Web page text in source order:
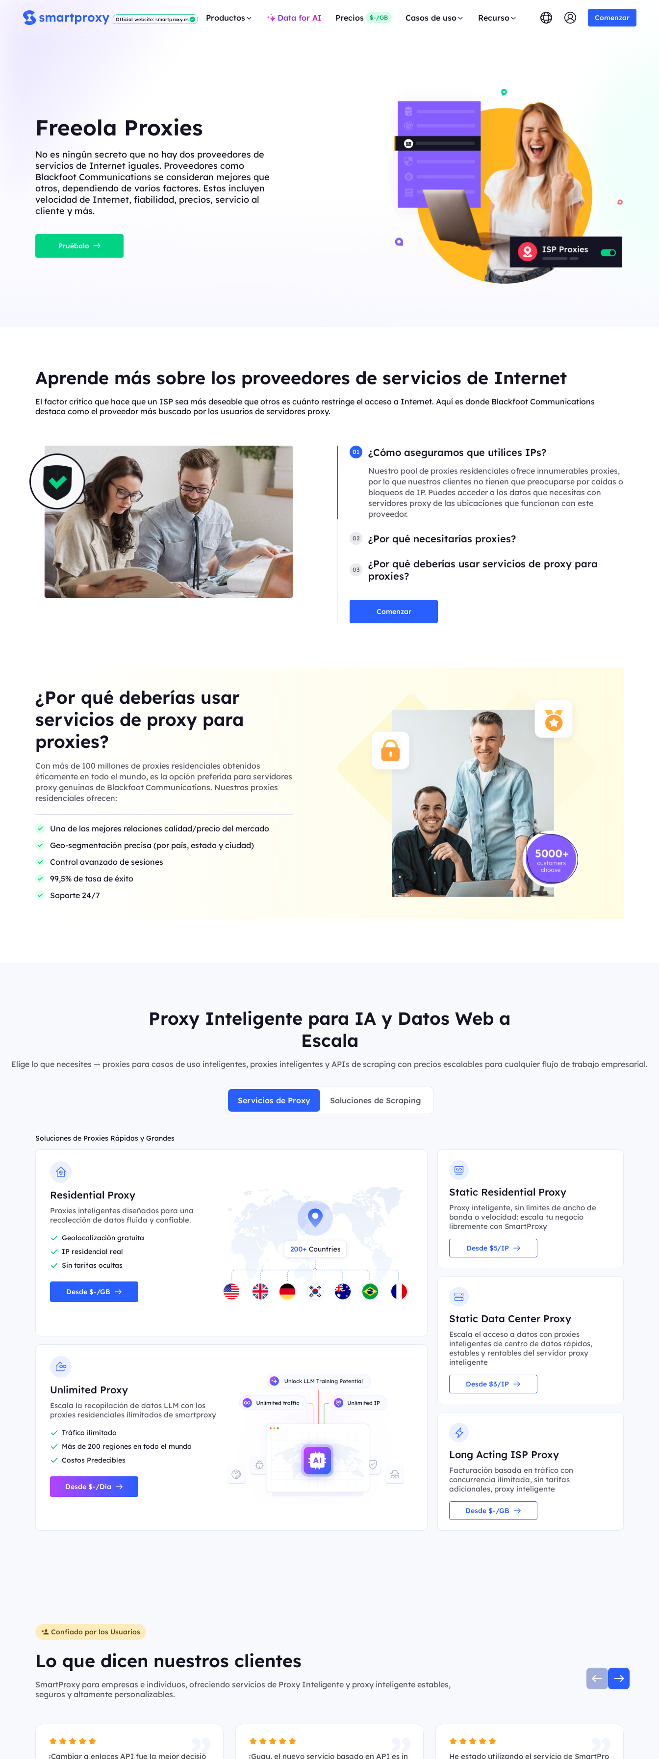
Official website: smartproxy.es Productos Data for AI Precios $-/GB Casos de uso Recurso Comenzar
Freeola Proxies
No es ningún secreto que no hay dos proveedores de
servicios de Internet iguales. Proveedores como
Blackfoot Communications se consideran mejores que
otros, dependiendo de varios factores. Estos incluyen
velocidad de Internet, fiabilidad, precios, servicio al
cliente y más.
Pruébalo
Aprende más sobre los proveedores de servicios de Internet
El factor crítico que hace que un ISP sea más deseable que otros es cuánto restringe el acceso a Internet. Aquí es donde Blackfoot Communications
destaca como el proveedor más buscado por los usuarios de servidores proxy.
01 ¿Cómo aseguramos que utilices IPs?
Nuestro pool de proxies residenciales ofrece innumerables proxies,
por lo que nuestros clientes no tienen que preocuparse por caídas o
bloqueos de IP. Puedes acceder a los datos que necesitas con
servidores proxy de las ubicaciones que funcionan con este
proveedor.
02 ¿Por qué necesitarías proxies?
03
¿Por qué deberías usar servicios de proxy para
proxies?
Comenzar
¿Por qué deberías usar
servicios de proxy para
proxies?
Con más de 100 millones de proxies residenciales obtenidos
éticamente en todo el mundo, es la opción preferida para servidores
proxy genuinos de Blackfoot Communications. Nuestros proxies
residenciales ofrecen:
Una de las mejores relaciones calidad/precio del mercado
Geo-segmentación precisa (por país, estado y ciudad)
Control avanzado de sesiones
99,5% de tasa de éxito
Soporte 24/7
Proxy Inteligente para IA y Datos Web a
Escala
Elige lo que necesites — proxies para casos de uso inteligentes, proxies inteligentes y APIs de scraping con precios escalables para cualquier flujo de trabajo empresarial.
Servicios de Proxy Soluciones de Scraping
Soluciones de Proxies Rápidas y Grandes
Residential Proxy
Proxies inteligentes diseñados para una
recolección de datos fluida y confiable.
Geolocalización gratuita
IP residencial real
Sin tarifas ocultas
Desde $-/GB
Unlimited Proxy
Escala la recopilación de datos LLM con los
proxies residenciales ilimitados de smartproxy
Tráfico ilimitado
Más de 200 regiones en todo el mundo
Costos Predecibles
Desde $-/Día
Static Residential Proxy
Proxy inteligente, sin límites de ancho de
banda o velocidad: escala tu negocio
libremente con SmartProxy
Desde $5/IP
Static Data Center Proxy
Escala el acceso a datos con proxies
inteligentes de centro de datos rápidos,
estables y rentables del servidor proxy
inteligente
Desde $3/IP
Long Acting ISP Proxy
Facturación basada en tráfico con
concurrencia ilimitada, sin tarifas
adicionales, proxy inteligente
Desde $-/GB
Confiado por los Usuarios
Lo que dicen nuestros clientes
SmartProxy para empresas e individuos, ofreciendo servicios de Proxy Inteligente y proxy inteligente estables,
seguros y altamente personalizables.
¡Cambiar a enlaces API fue la mejor decisió ¡Guau, el nuevo servicio basado en API es in He estado utilizando el servicio de SmartPro